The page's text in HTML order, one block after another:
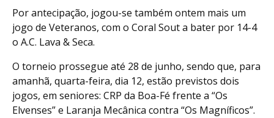
Por antecipação, jogou-se também ontem mais um
jogo de Veteranos, com o Coral Sout a bater por 14-4
o A.C. Lava & Seca.
O torneio prossegue até 28 de junho, sendo que, para
amanhã, quarta-feira, dia 12, estão previstos dois
jogos, em seniores: CRP da Boa-Fé frente a “Os
Elvenses” e Laranja Mecânica contra “Os Magníficos”.